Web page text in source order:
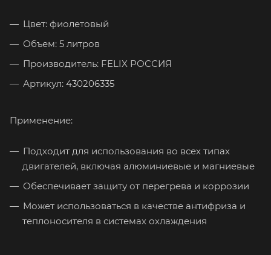
Цвет: фиолетовый
Объем: 5 литров
Производитель: FELIX РОССИЯ
Артикул: 430206335
Применение:
Подходит для использования во всех типах
двигателей, включая алюминиевые и магниевые
Обеспечивает защиту от перегрева и коррозии
Может использоваться в качестве антифриза и
теплоносителя в системах охлаждения